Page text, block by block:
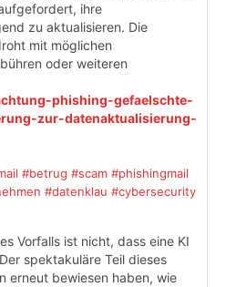
ihre
zu aktualisieren. Die
mit möglichen
oder weiteren
phishing-gefaelschte-
zur-datenaktualisierung-
#betrug #scam #phishingmail
#datenklau #cybersecurity
Vorfalls ist nicht, dass eine KI
spektakuläre Teil dieses
erneut bewiesen haben, wie